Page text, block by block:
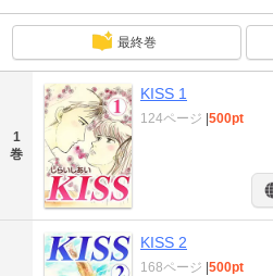
最終巻
1
巻
KISS 1
124ページ |500pt
KISS 2
168ページ |500pt